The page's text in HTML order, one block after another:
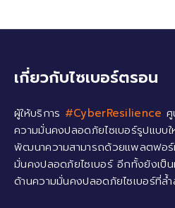
เกี่ยวกับไซเบอร์ตรอน
ผู้ให้บริการ #CyberResilience
ความมั่นคงปลอดภัยไซเบอร์รูปแบบ
พัฒนาความสามารถด้วยแพลตฟอร์
มั่นคงปลอดภัยไซเบอร์ อีกทั้งยังเป็
ด้านความมั่นคงปลอดภัยไซเบอร์ที่ล้